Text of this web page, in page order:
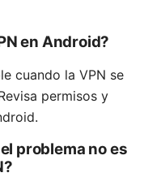
en Android?
cuando la VPN se
permisos y
problema no es